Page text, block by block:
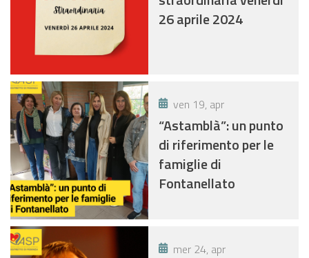
26 aprile 2024
ven 19, apr
“Astamblà”: un punto
di riferimento per le
famiglie di
Fontanellato
mer 24, apr